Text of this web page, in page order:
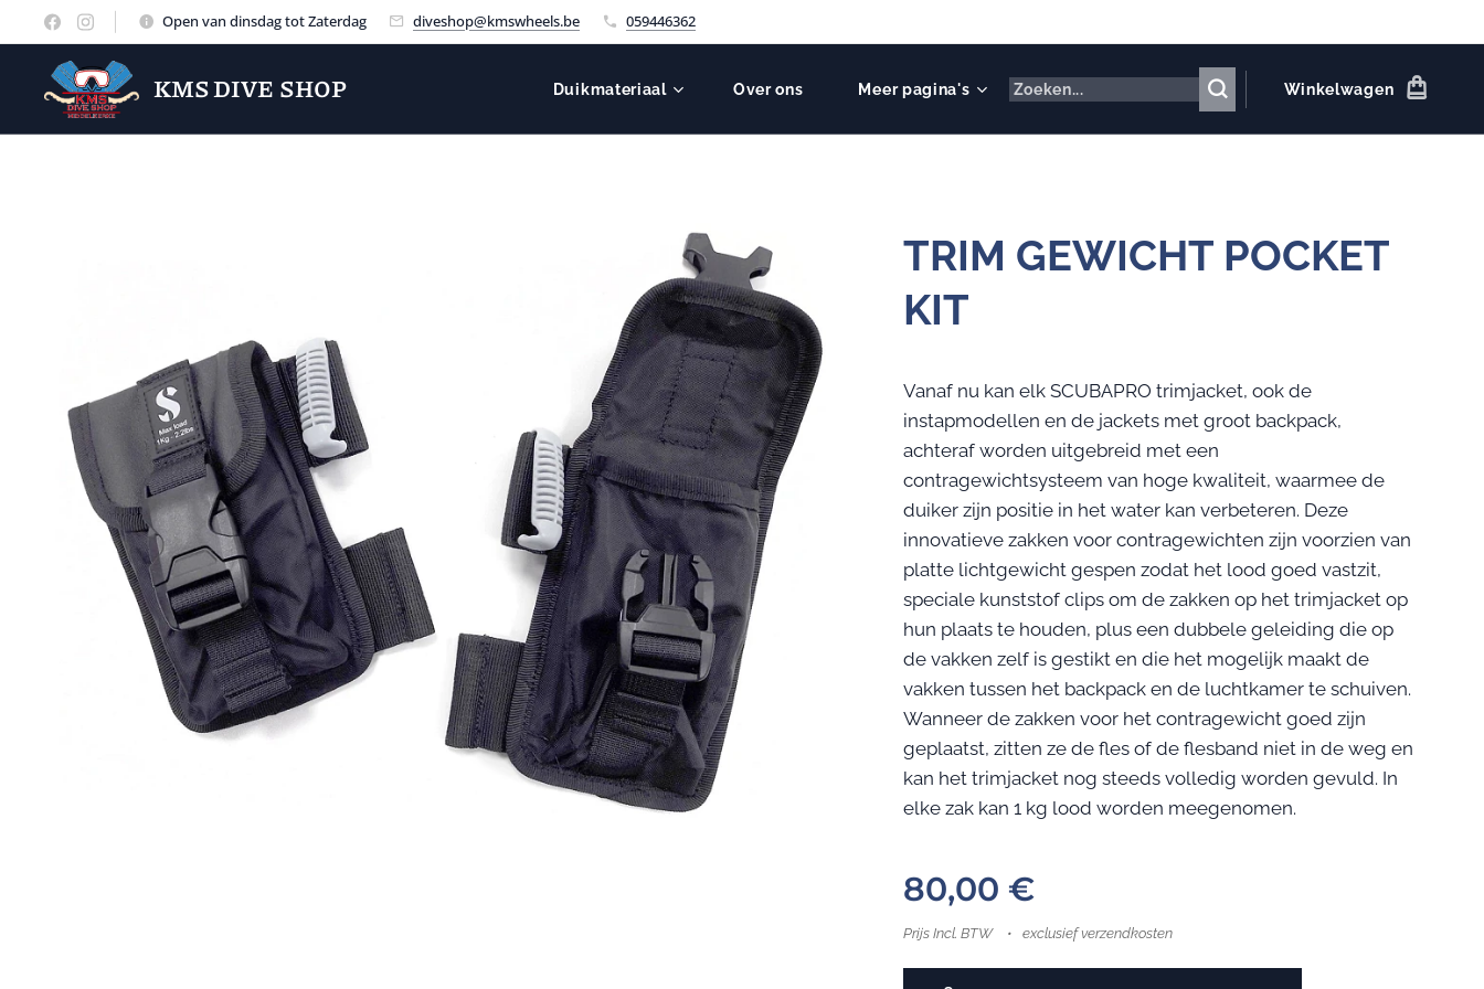
Open van dinsdag tot Zaterdag diveshop@kmswheels.be 059446362
KMS DIVE SHOP Duikmateriaal Over ons Meer pagina's Winkelwagen
TRIM GEWICHT POCKET
KIT
Vanaf nu kan elk SCUBAPRO trimjacket, ook de
instapmodellen en de jackets met groot backpack,
achteraf worden uitgebreid met een
contragewichtsysteem van hoge kwaliteit, waarmee de
duiker zijn positie in het water kan verbeteren. Deze
innovatieve zakken voor contragewichten zijn voorzien van
platte lichtgewicht gespen zodat het lood goed vastzit,
speciale kunststof clips om de zakken op het trimjacket op
hun plaats te houden, plus een dubbele geleiding die op
de vakken zelf is gestikt en die het mogelijk maakt de
vakken tussen het backpack en de luchtkamer te schuiven.
Wanneer de zakken voor het contragewicht goed zijn
geplaatst, zitten ze de fles of de flesband niet in de weg en
kan het trimjacket nog steeds volledig worden gevuld. In
elke zak kan 1 kg lood worden meegenomen.
80,00 €
Prijs Incl. BTW exclusief verzendkosten